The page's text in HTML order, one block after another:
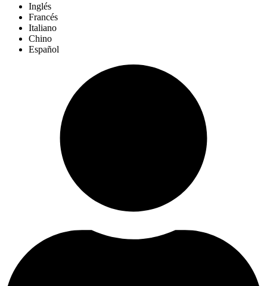
Inglés
Francés
Italiano
Chino
Español